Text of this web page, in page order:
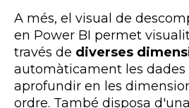
A més, el visual de
en Power BI permet
través de diverses
automàticament les
aprofundir en les
ordre. També disposa